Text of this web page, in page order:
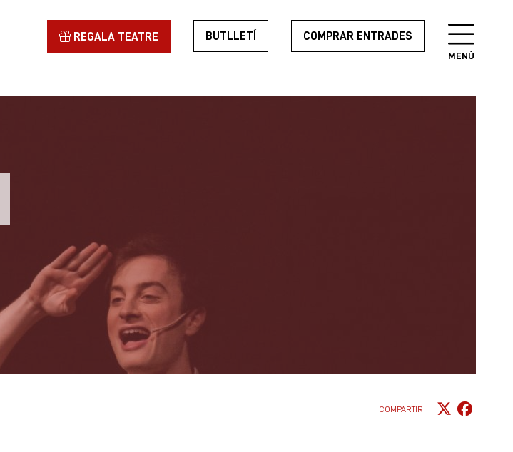
MENÚ
COMPRAR ENTRADES
BUTLLETÍ
REGALA TEATRE
COMPARTIR